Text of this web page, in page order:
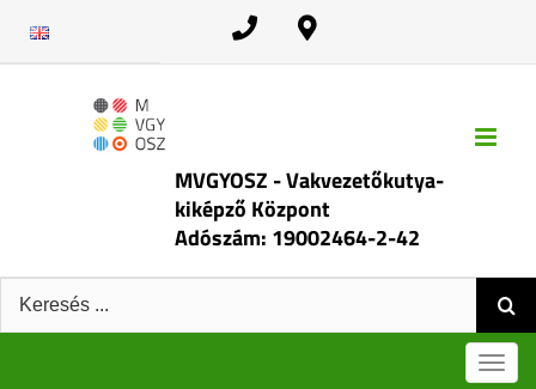
MVGYOSZ - Vakvezetőkutya-
kiképző Központ
Adószám: 19002464-2-42
Keresés: